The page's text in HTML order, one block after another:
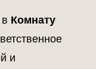
Комнату
и